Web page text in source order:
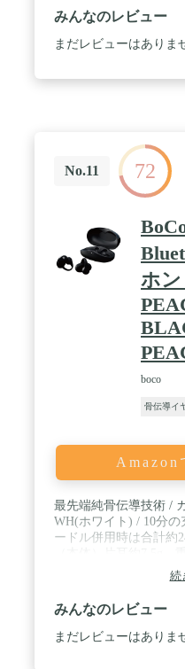
タリ / 【Qualcomm
遅延を最小限に抑えた
トリーミングにより、
【cVcデュアルマイク
イントで2台同時接続
グバッテリー】
みんなのレビュー
まだレビューはありま
No.11 72
ホン
boco
骨伝導イ
Amazon
最先端純骨伝導技術 /
WH(ホワイト) / 10分の
ードル併⽤時は合計約
様々な耳の形にフィッ
続
みんなのレビュー
まだレビューはありま